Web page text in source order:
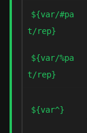
${var/#pa
t/rep}
${var/%pa
t/rep}
${var^}